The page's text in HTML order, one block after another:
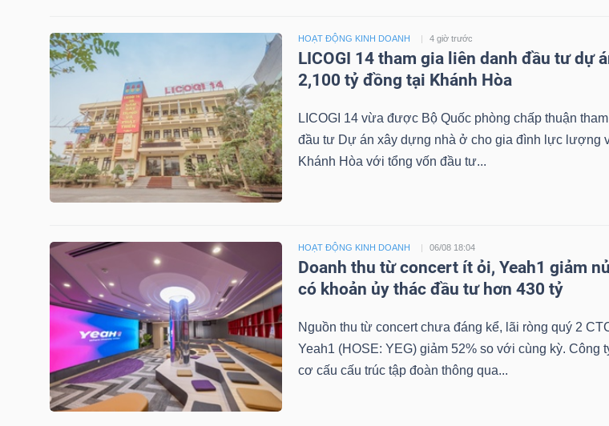
HOẠT ĐỘNG KINH DOANH 4 giờ trước
LICOGI 14 tham gia liên danh đầu tư dự
2,100 tỷ đồng tại Khánh Hòa
LICOGI 14 vừa được Bộ Quốc phòng chấp thuận
đầu tư Dự án xây dựng nhà ở cho gia đình lực lượng
Khánh Hòa với tổng vốn đầu tư...
HOẠT ĐỘNG KINH DOANH 06/08 18:04
Doanh thu từ concert ít ỏi, Yeah1 giảm
có khoản ủy thác đầu tư hơn 430 tỷ
Nguồn thu từ concert chưa đáng kể, lãi ròng quý 2
Yeah1 (HOSE: YEG) giảm 52% so với cùng kỳ. Công
cơ cấu cấu trúc tập đoàn thông qua...
VIETSTOCKFINANCE
MÔ
NGÀNH
DOANH
NGHIỆP